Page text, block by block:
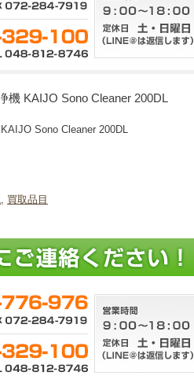
機 KAIJO Sono Cleaner 200DL
Sono Cleaner 200DL
, 買取品目